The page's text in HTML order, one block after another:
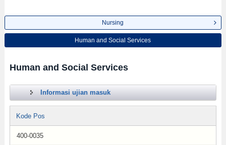
Nursing
Human and Social Services
Human and Social Services
Informasi ujian masuk
Kode Pos
400-0035